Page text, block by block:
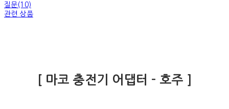
질문(10)
관련 상품
[ 마코 충전기 어댑터 - 호주 ]